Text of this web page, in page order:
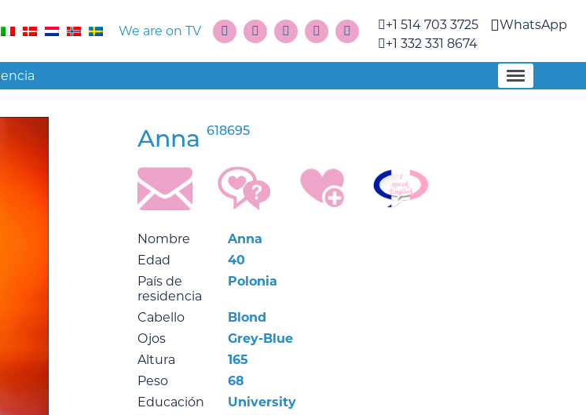
We are on TV
+1 514 703 3725
+1 332 331 8674
WhatsApp
Anna 618695
Nombre
Anna
Edad
40
País de
residencia
Polonia
Cabello
Blond
Ojos
Grey-Blue
Altura
165
Peso
68
Educación
University